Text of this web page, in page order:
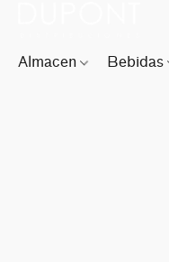
Almacen Bebidas